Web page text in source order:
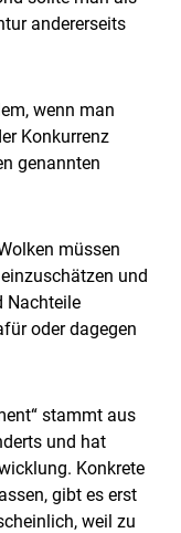
andererseits
wenn man
Konkurrenz
genannten
müssen
und
Nachteile
oder dagegen
stammt aus
und hat
Konkrete
gibt es erst
weil zu